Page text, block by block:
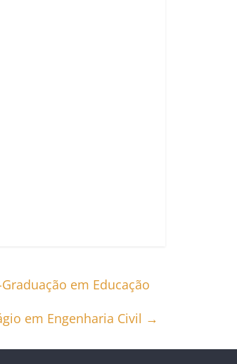
em Educação
em Engenharia Civil →